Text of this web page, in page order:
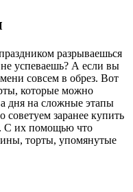
разрываешься
успеваешь? А если вы
совсем в обрез. Вот
которые можно
дня на сложные этапы
советуем заранее купить
С их помощью что
торты, упомянутые